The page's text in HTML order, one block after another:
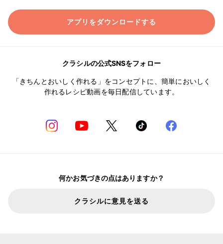
アプリをダウンロードする
クラシルの公式SNSをフォロー
「きちんとおいしく作れる」をコンセプトに、簡単においしく
作れるレシピ動画を毎日配信しています。
何かお気づきの点はありますか？
クラシルに意見を送る